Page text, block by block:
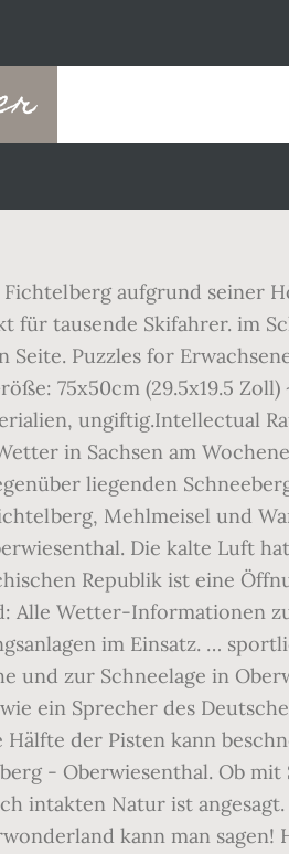
aufgrund seiner
tausende Skifahrer. im
Puzzles for
75x50cm (29.5x19.5
ungiftig.Intellectual
in Sachsen am
liegenden
Mehlmeisel und
Die kalte Luft
Republik ist eine
Alle Wetter-Informationen
im Einsatz. …
zur Schneelage in
ein Sprecher des
der Pisten kann
- Oberwiesenthal. Ob
intakten Natur ist
kann man sagen!